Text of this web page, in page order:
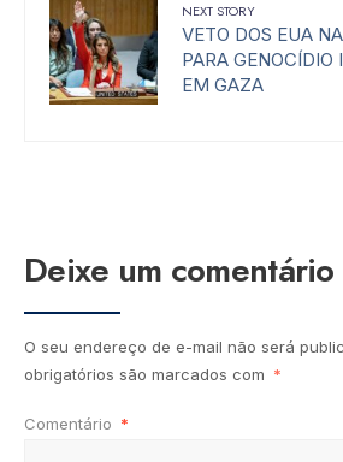
NEXT STORY
VETO DOS EUA
PARA GENOCÍDIO
EM GAZA
Deixe um comentário
O seu endereço de e-mail não será
obrigatórios são marcados com *
Comentário *